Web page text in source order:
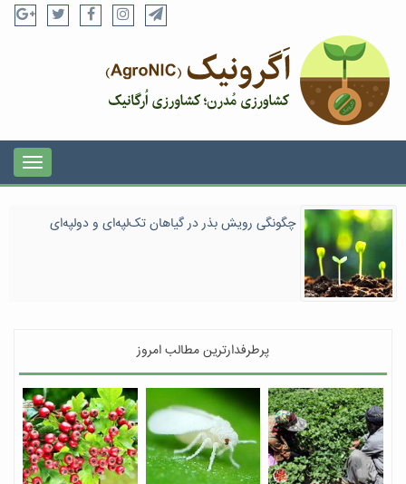
چگونگی رویش بذر در گیاهان تک‌لپه‌ای و دولپه‌ای
پرطرفدارترین مطالب امروز